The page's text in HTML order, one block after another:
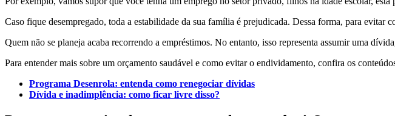
Caso fique desempregado, toda a estabilidade da sua família é prejudicada. Dessa forma, para evitar
Quem não se planeja acaba recorrendo a empréstimos. No entanto, isso representa assumir uma
Para entender mais sobre um orçamento saudável e como evitar o endividamento, confira os
Programa Desenrola: entenda como renegociar dívidas
Dívida e inadimplência: como ficar livre disso?